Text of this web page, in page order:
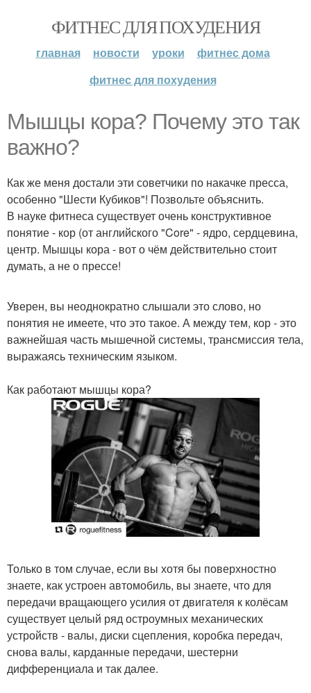
ФИТНЕС ДЛЯ ПОХУДЕНИЯ
главная новости уроки
фитнес дома
фитнес для похудения
Мышцы кора? Почему это так
важно?
Как же меня достали эти советчики по накачке пресса,
особенно "Шести Кубиков"! Позвольте объяснить.
В науке фитнеса существует очень конструктивное
понятие - кор (от английского "Core" - ядро, сердцевина,
центр. Мышцы кора - вот о чём действительно стоит
думать, а не о прессе!
Уверен, вы неоднократно слышали это слово, но
понятия не имеете, что это такое. А между тем, кор - это
важнейшая часть мышечной системы, трансмиссия тела,
выражаясь техническим языком.
Как работают мышцы кора?
Только в том случае, если вы хотя бы поверхностно
знаете, как устроен автомобиль, вы знаете, что для
передачи вращающего усилия от двигателя к колёсам
существует целый ряд остроумных механических
устройств - валы, диски сцепления, коробка передач,
снова валы, карданные передачи, шестерни
дифференциала и так далее.